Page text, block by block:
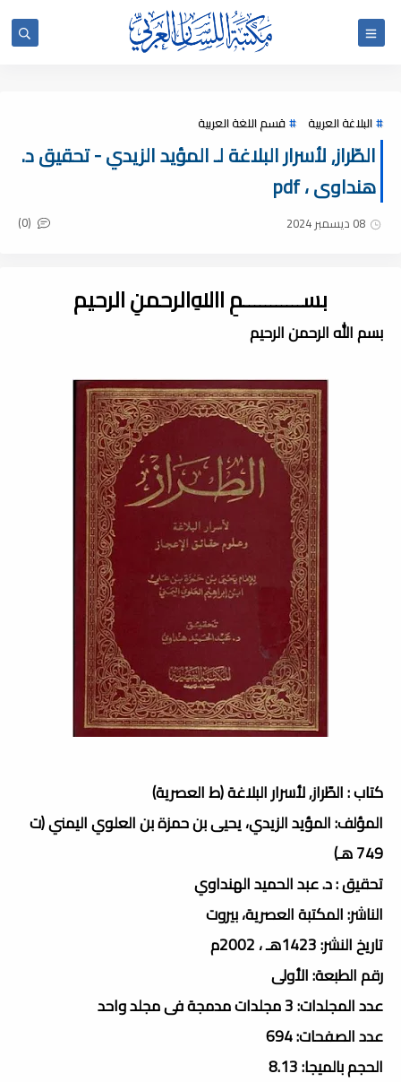
البلاغة العربية قسم اللغة العربية
الطّراز, لأسرار البلاغة لـ المؤيد الزيدي - تحقيق د.
هنداوى ، pdf
08 ديسمبر 2024 (0)
بســـــــــــمِ اﷲِالرحمنِ الرحيم
بسم الله الرحمن الرحيم
كتاب : الطّراز, لأسرار البلاغة (ط العصرية)
المؤلف: المؤيد الزيدي، يحيى بن حمزة بن العلوي اليمني (ت
749 هـ)
تحقيق : د. عبد الحميد الهنداوي
الناشر: المكتبة العصرية، بيروت
تاريخ النشر: 1423هـ ، 2002م
رقم الطبعة: الأولى
عدد المجلدات: 3 مجلدات مدمجة فى مجلد واحد
عدد الصفحات: 694
الحجم بالميجا: 8.13